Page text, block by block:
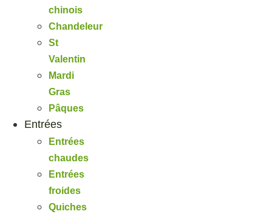
chinois
Chandeleur
St
Valentin
Mardi
Gras
Pâques
Entrées
Entrées
chaudes
Entrées
froides
Quiches